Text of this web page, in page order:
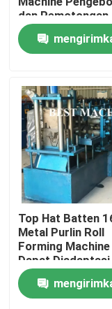
Rumah
Produk
Tentang kami
Tur Pabrik
Kontrol kualitas
Hubungi kami
dan Pemotongan
Hidraulik
Top Hat Batten
Metal Purlin Roll
Forming Machine
Dapat Diadaptasi